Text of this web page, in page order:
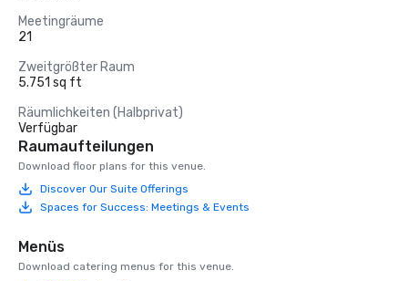
Meetingräume
21
Zweitgrößter Raum
5.751 sq ft
Räumlichkeiten (Halbprivat)
Verfügbar
Raumaufteilungen
Download floor plans for this venue.
Discover Our Suite Offerings
Spaces for Success: Meetings & Events
Menüs
Download catering menus for this venue.